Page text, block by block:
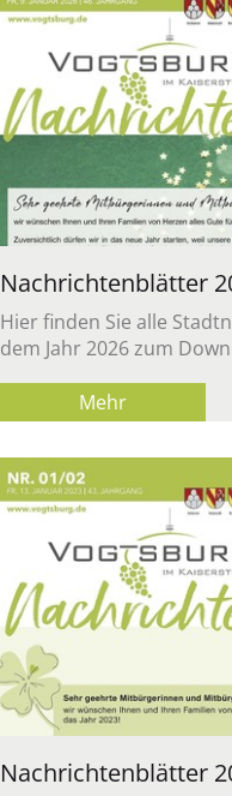
Nach­rich­ten­blät­ter
Hier fin­den Sie alle
dem Jahr 2026 zum
Mehr
Nach­rich­ten­blät­ter